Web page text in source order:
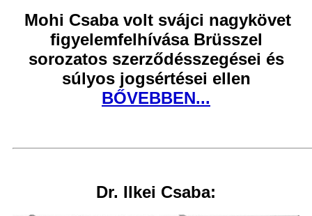
Mohi Csaba volt svájci nagykövet
figyelemfelhívása Brüsszel
sorozatos szerződésszegései és
súlyos jogsértései ellen
BŐVEBBEN...
Dr. Ilkei Csaba: